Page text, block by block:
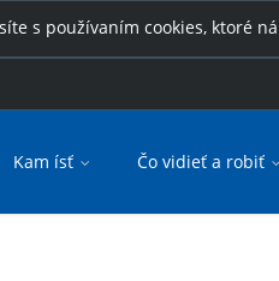
s používaním cookies, ktoré
Kam ísť Čo vidieť a robiť